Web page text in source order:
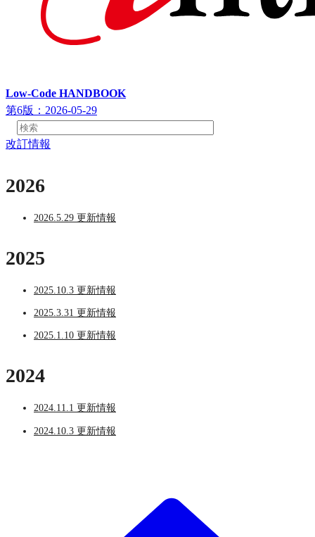
Low-Code HANDBOOK
第6版：2026-05-29
改訂情報
2026
2026.5.29 更新情報
2025
2025.10.3 更新情報
2025.3.31 更新情報
2025.1.10 更新情報
2024
2024.11.1 更新情報
2024.10.3 更新情報